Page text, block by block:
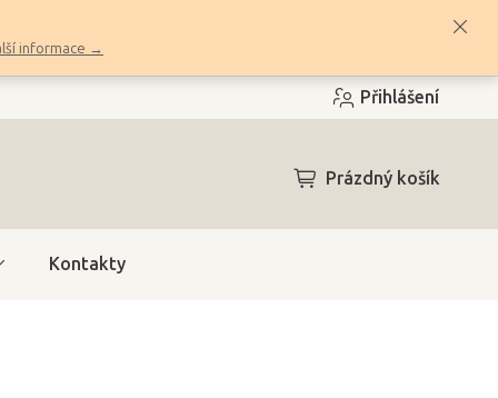
informace →
Přihlášení
NÁKUPNÍ
Prázdný košík
Kontakty